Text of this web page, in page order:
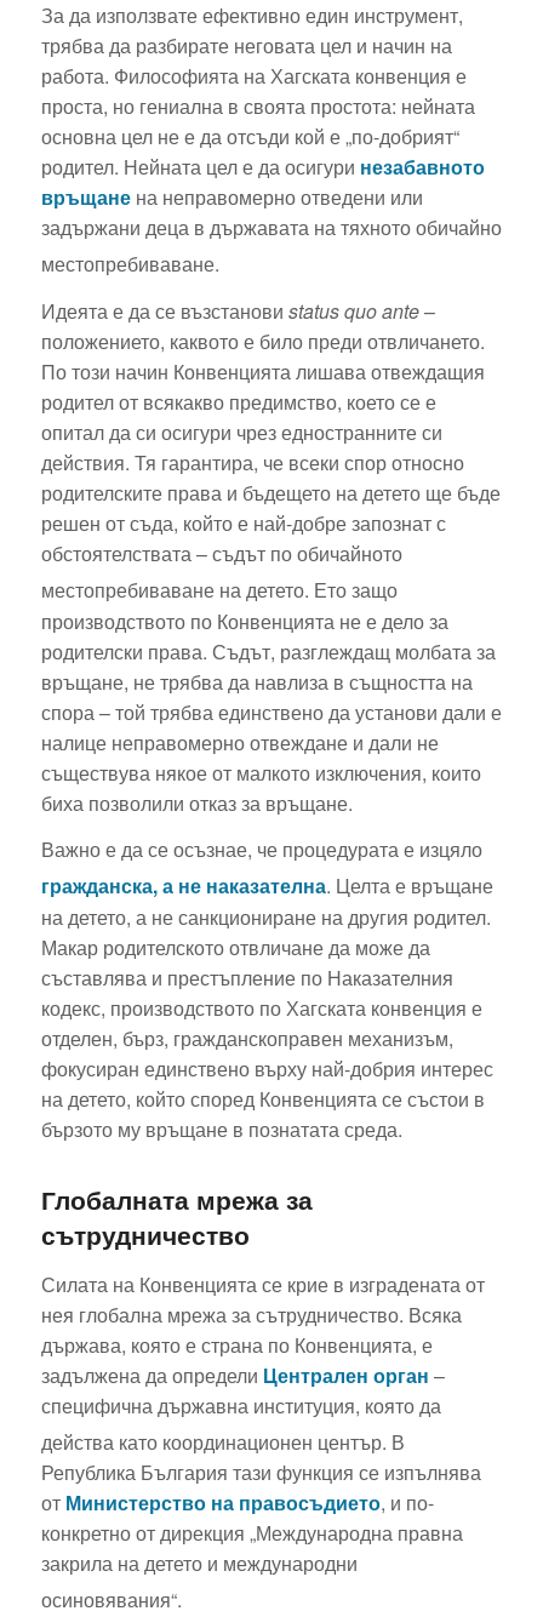
За да използвате ефективно един инструмент,
трябва да разбирате неговата цел и начин на
работа. Философията на Хагската конвенция е
проста, но гениална в своята простота: нейната
основна цел не е да отсъди кой е „по-добрият“
родител. Нейната цел е да осигури незабавното
връщанена неправомерно отведени или
задържани деца в държавата на тяхното обичайно
местопребиваване.
Идеята е да се възстанови status quo ante–
положението, каквото е било преди отвличането.
По този начин Конвенцията лишава отвеждащия
родител от всякакво предимство, което се е
опитал да си осигури чрез едностранните си
действия. Тя гарантира, че всеки спор относно
родителските права и бъдещето на детето ще бъде
решен от съда, който е най-добре запознат с
обстоятелствата – съдът по обичайното
местопребиваване на детето. Ето защо
производството по Конвенцията не е дело за
родителски права. Съдът, разглеждащ молбата за
връщане, не трябва да навлиза в същността на
спора – той трябва единствено да установи дали е
налице неправомерно отвеждане и дали не
съществува някое от малкото изключения, които
биха позволили отказ за връщане.
Важно е да се осъзнае, че процедурата е изцяло
гражданска, а не наказателна. Целта е връщане
на детето, а не санкциониране на другия родител.
Макар родителското отвличане да може да
съставлява и престъпление по Наказателния
кодекс, производството по Хагската конвенция е
отделен, бърз, гражданскоправен механизъм,
фокусиран единствено върху най-добрия интерес
на детето, който според Конвенцията се състои в
бързото му връщане в познатата среда.
Глобалната мрежа за
сътрудничество
Силата на Конвенцията се крие в изградената от
нея глобална мрежа за сътрудничество. Всяка
държава, която е страна по Конвенцията, е
задължена да определи Централен орган –
специфична държавна институция, която да
действа като координационен център. В
Република България тази функция се изпълнява
от Министерство на правосъдието, и по-
конкретно от дирекция „Международна правна
закрила на детето и международни
осиновявания“.